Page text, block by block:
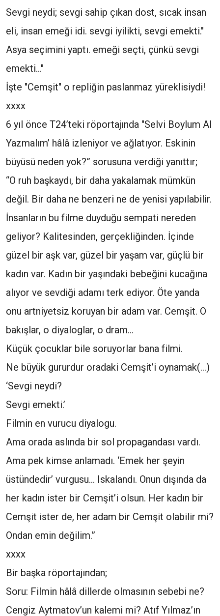
Sevgi neydi; sevgi sahip çıkan dost, sıcak insan
eli, insan emeği idi. sevgi iyilikti, sevgi emekti."
Asya seçimini yaptı. emeği seçti, çünkü sevgi
emekti..."
İşte "Cemşit" o repliğin paslanmaz yüreklisiydi!
xxxx
6 yıl önce T24’teki röportajında "Selvi Boylum Al
Yazmalım’ hâlâ izleniyor ve ağlatıyor. Eskinin
büyüsü neden yok?” sorusuna verdiği yanıttır;
“O ruh başkaydı, bir daha yakalamak mümkün
değil. Bir daha ne benzeri ne de yenisi yapılabilir.
İnsanların bu filme duyduğu sempati nereden
geliyor? Kalitesinden, gerçekliğinden. İçinde
güzel bir aşk var, güzel bir yaşam var, güçlü bir
kadın var. Kadın bir yaşındaki bebeğini kucağına
alıyor ve sevdiği adamı terk ediyor. Öte yanda
onu artniyetsiz koruyan bir adam var. Cemşit. O
bakışlar, o diyaloglar, o dram...
Küçük çocuklar bile soruyorlar bana filmi.
Ne büyük gururdur oradaki Cemşit’i oynamak(…)
‘Sevgi neydi?
Sevgi emekti.’
Filmin en vurucu diyalogu.
Ama orada aslında bir sol propagandası vardı.
Ama pek kimse anlamadı. ‘Emek her şeyin
üstündedir’ vurgusu... Iskalandı. Onun dışında da
her kadın ister bir Cemşit’i olsun. Her kadın bir
Cemşit ister de, her adam bir Cemşit olabilir mi?
Ondan emin değilim.”
xxxx
Bir başka röportajından;
Soru: Filmin hâlâ dillerde olmasının sebebi ne?
Cengiz Aytmatov’un kalemi mi? Atıf Yılmaz’ın